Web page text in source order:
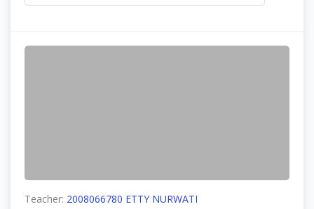
Teacher: 2008066780 ETTY NURWATI